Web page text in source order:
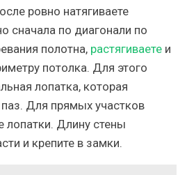
ровно натягиваете
сначала по диагонали по
полотна, растягиваете и
потолка. Для этого
лопатка, которая
Для прямых участков
Длину стены
и крепите в замки.